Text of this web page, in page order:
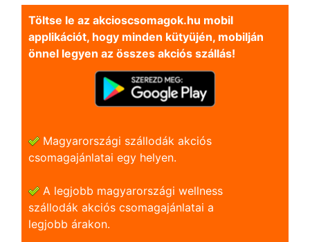
Töltse le az akcioscsomagok.hu mobil
applikációt, hogy minden kütyüjén, mobilján
önnel legyen az összes akciós szállás!
Magyarországi szállodák akciós
csomagajánlatai egy helyen.
A legjobb magyarországi wellness
szállodák akciós csomagajánlatai a
legjobb árakon.